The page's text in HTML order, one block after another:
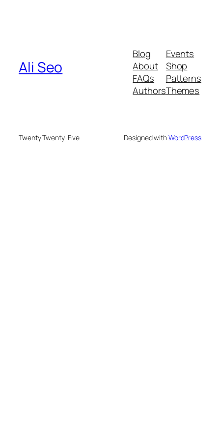
Ali Seo
Blog
About
FAQs
Authors
Events
Shop
Patterns
Themes
Twenty Twenty-Five Designed withWordPress